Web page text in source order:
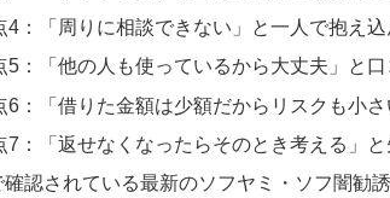
4：「周りに相談できない」と一人で抱え込
5：「他の人も使っているから大丈夫」と
6：「借りた金額は少額だからリスクも小
7：「返せなくなったらそのとき考える」
確認されている最新のソフヤミ・ソフ闇勧